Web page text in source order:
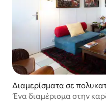
Διαμερίσματα σε
Μονπελιέ
Ένα διαμέρισμα στην